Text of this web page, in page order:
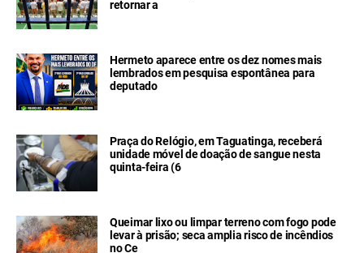
retornar a
Hermeto aparece entre os dez nomes mais
lembrados em pesquisa espontânea para
deputado
Praça do Relógio, em Taguatinga, receberá
unidade móvel de doação de sangue nesta
quinta-feira (6
Queimar lixo ou limpar terreno com fogo pode
levar à prisão; seca amplia risco de incêndios
no Ce